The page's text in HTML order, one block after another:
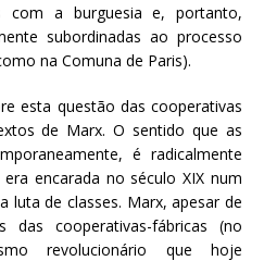
com a burguesia e, portanto,
subordinadas ao processo
na Comuna de Paris).
esta questão das cooperativas
de Marx. O sentido que as
é radicalmente
encarada no século XIX num
luta de classes. Marx, apesar de
das cooperativas-fábricas (no
revolucionário que hoje